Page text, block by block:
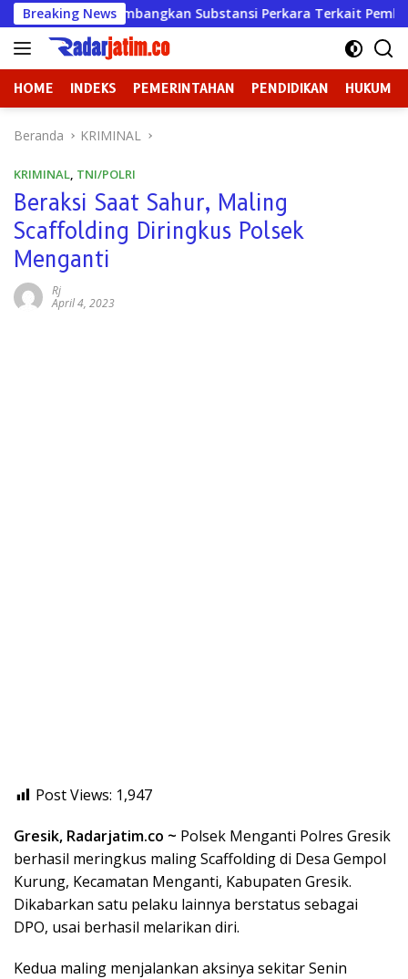
Langsung
ke
konten
Breaking News
Pertimbangkan Substansi Perkara Terkait
HOME INDEKS PEMERINTAHAN PENDIDIKAN HUKUM
Beranda KRIMINAL
KRIMINAL, TNI/POLRI
Beraksi Saat Sahur, Maling
Scaffolding Diringkus Polsek
Menganti
Rj
April 4, 2023
Post Views: 1,947
Gresik, Radarjatim.co ~ Polsek Menganti Polres Gresik
berhasil meringkus maling Scaffolding di Desa Gempol
Kurung, Kecamatan Menganti, Kabupaten Gresik.
Dikabarkan satu pelaku lainnya berstatus sebagai
DPO, usai berhasil melarikan diri.
Kedua maling menjalankan aksinya sekitar Senin